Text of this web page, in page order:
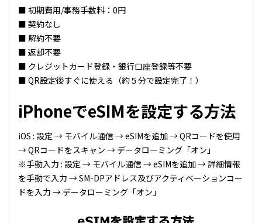
■ 初期費用/事務手数料：0円
■ 契約なし
■ 解約不要
■ 返却不要
■ クレジットカード登録・銀行口座登録等不要
■ QR設定後すぐに使える（約５分で設定完了！）
iPhoneでeSIMを設定する方法
iOS : 設定 → モバイル通信 → eSIMを追加 → QRコードを使用
→ QRコードをスキャン → データローミング「オン」
※手動入力 : 設定 → モバイル通信 → eSIMを追加 → 詳細情報
を手動で入力 → SM-DPアドレス及びアクティベーションコー
ドを入力 → データローミング「オン」